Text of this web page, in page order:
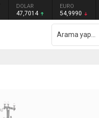
DOLAR
47,7014
EURO
54,9990